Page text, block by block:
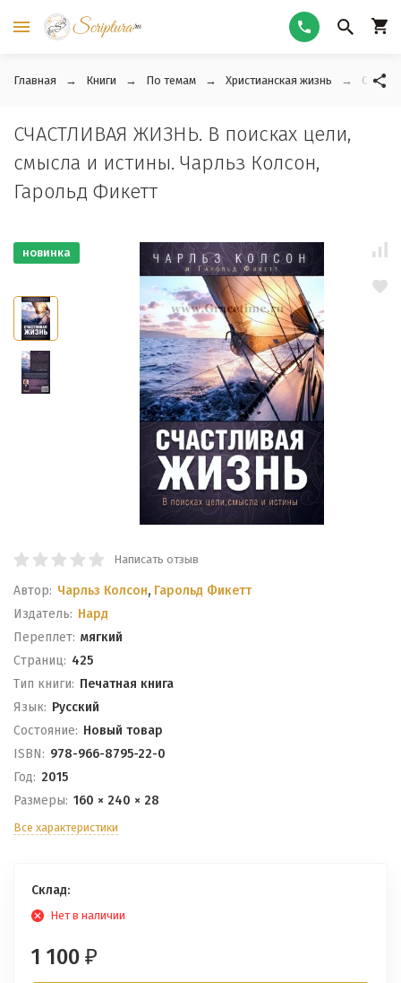
Главная Книги По темам Христианская жизнь
СЧАСТЛИВАЯ ЖИЗНЬ. В поисках цели,
смысла и истины. Чарльз Колсон,
Гарольд Фикетт
новинка
Написать отзыв
Автор: Чарльз Колсон, Гарольд Фикетт
Издатель: Нард
Переплет: мягкий
Cтраниц: 425
Тип книги: Печатная книга
Язык: Русский
Состояние: Новый товар
ISBN: 978-966-8795-22-0
Год: 2015
Размеры: 160 × 240 × 28
Все характеристики
Склад:
Нет в наличии
1 100 ₽